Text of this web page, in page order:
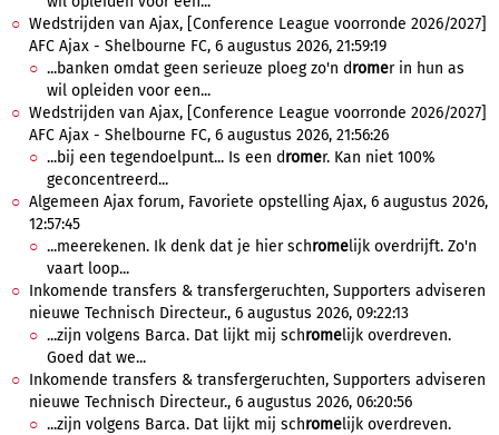
Wedstrijden van Ajax, [Conference League voorronde 2026/2027]
AFC Ajax - Shelbourne FC, 6 augustus 2026, 21:59:19
...banken omdat geen serieuze ploeg zo'n dromer in hun as
wil opleiden voor een...
Wedstrijden van Ajax, [Conference League voorronde 2026/2027]
AFC Ajax - Shelbourne FC, 6 augustus 2026, 21:56:26
...bij een tegendoelpunt... Is een dromer. Kan niet 100%
geconcentreerd...
Algemeen Ajax forum, Favoriete opstelling Ajax, 6 augustus 2026,
12:57:45
...meerekenen. Ik denk dat je hier schromelijk overdrijft. Zo'n
vaart loop...
Inkomende transfers & transfergeruchten, Supporters adviseren
nieuwe Technisch Directeur., 6 augustus 2026, 09:22:13
...zijn volgens Barca. Dat lijkt mij schromelijk overdreven.
Goed dat we...
Inkomende transfers & transfergeruchten, Supporters adviseren
nieuwe Technisch Directeur., 6 augustus 2026, 06:20:56
...zijn volgens Barca. Dat lijkt mij schromelijk overdreven.